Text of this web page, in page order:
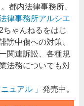
都内法律事務所、
律事務所アルシエ
ちゃんねるをはじ
謗中傷への対策、
関連訴訟、各種規
法務についても対
ュアル 」 発売中。